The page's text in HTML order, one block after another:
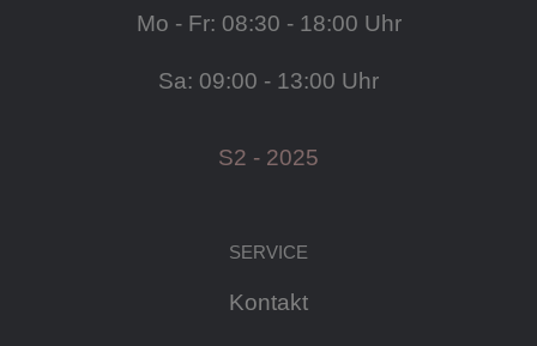
Mo - Fr: 08:30 - 18:00 Uhr
Sa: 09:00 - 13:00 Uhr
S2 - 2025
SERVICE
Kontakt